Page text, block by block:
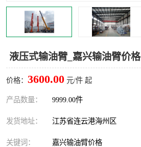
液压式输油臂_嘉兴输油臂价格
价格： 3600.00 元/件 起
产品数量： 9999.00件
发货地址： 江苏省连云港海州区
关键词： 嘉兴输油臂价格
浮动出油装置 鹤管